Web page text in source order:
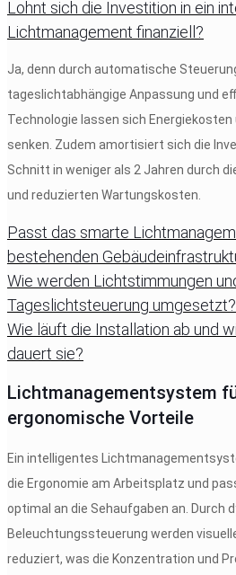
Lohnt sich die Investition in ein
Lichtmanagement finanziell?
Ja, denn durch automatische
tageslichtabhängige Anpassung und
Technologie lassen sich Energiekosten
senken. Zudem amortisiert sich die
Schnitt in weniger als 2 Jahren durch
und reduzierten Wartungskosten.
Passt das smarte
bestehenden
Wie werden Lichtstimmungen
Tageslichtsteuerung umgesetzt?
Wie läuft die Installation ab und
dauert sie?
Lichtmanagementsystem
ergonomische Vorteile
Ein intelligentes
die Ergonomie am Arbeitsplatz und
optimal an die Sehaufgaben an. Durch
Beleuchtungssteuerung werden
reduziert, was die Konzentration und